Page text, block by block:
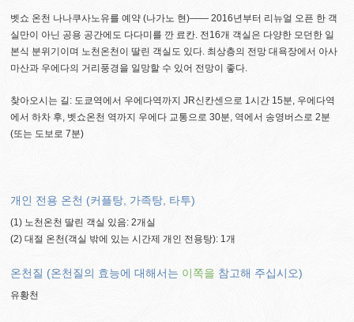
벳쇼 온천 나나쿠사노유를 예약 (나가노 현)―― 2016년부터 리뉴얼 오픈 한 객
실만이 아닌 공용 공간에도 다다미를 깐 료칸. 전16개 객실은 다양한 모던한 일
본식 분위기이며 노천온천이 딸린 객실도 있다. 최상층의 전망 대욕장에서 아사
마산과 우에다의 거리풍경을 일망할 수 있어 전망이 좋다.
찾아오시는 길: 도쿄역에서 우에다역까지 JR신칸센으로 1시간 15분, 우에다역
에서 하차 후, 벳쇼온천 역까지 우에다 교통으로 30분, 역에서 송영버스로 2분
(또는 도보로 7분)
개인 전용 온천 (커플탕, 가족탕, 타투)
(1) 노천온천 딸린 객실 있음: 2개실
(2) 대절 온천(객실 밖에 있는 시간제 개인 전용탕): 1개
온천질 (온천질의 효능에 대해서는 이쪽을 참고해 주십시오)
유황천